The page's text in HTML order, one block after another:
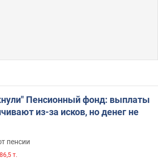
Пенсионный фонд: выплаты
из-за исков, но денег не
пенсии
86,5 т.